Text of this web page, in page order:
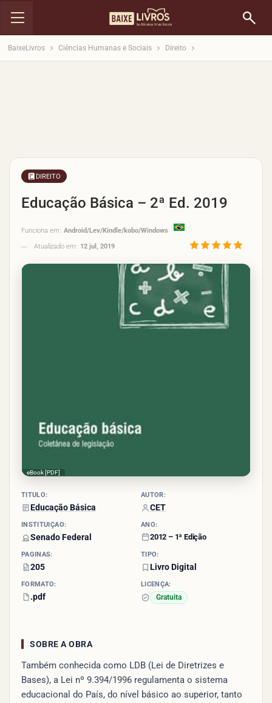
BaixeLivros Ciências Humanas e Sociais Direito
DIREITO
Educação Básica – 2ª Ed. 2019
Funciona em: Android/Lev/Kindle/kobo/Windows
Atualizado em: 12 jul, 2019
eBook [PDF]
TÍTULO:
Educação Básica
AUTOR:
CET
INSTITUIÇÃO:
Senado Federal
ANO:
2012 – 1ª Edição
PÁGINAS:
205
TIPO:
Livro Digital
FORMATO:
.pdf
LICENÇA:
Gratuita
SOBRE A OBRA
Também conhecida como LDB (Lei de Diretrizes e
Bases), a Lei nº 9.394/1996 regulamenta o sistema
educacional do País, do nível básico ao superior, tanto